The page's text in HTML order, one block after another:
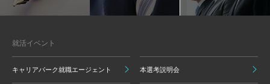
就活イベント
キャリアパーク就職エージェント 本選考説明会